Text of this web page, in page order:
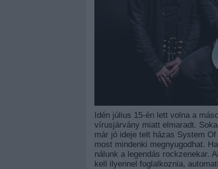
Idén július 15-én lett volna a
vírusjárvány miatt elmaradt.
már jó ideje telt házas System
most mindenki megnyugodhat.
nálunk a legendás rockzenekar.
kell ilyennel foglalkoznia,